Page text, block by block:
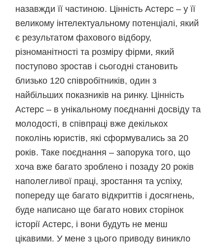
назавжди її частиною. Цінність Астерс – у її
великому інтелектуальному потенціалі, який
є результатом фахового відбору,
різноманітності та розміру фірми, який
поступово зростав і сьогодні становить
близько 120 співробітників, один з
найбільших показників на ринку. Цінність
Астерс – в унікальному поєднанні досвіду та
молодості, в співпраці вже декількох
поколінь юристів, які сформувались за 20
років. Таке поєднання – запорука того, що
хоча вже багато зроблено і позаду 20 років
наполегливої праці, зростання та успіху,
попереду ще багато відкриттів і досягнень,
буде написано ще багато нових сторінок
історії Астерс, і вони будуть не менш
цікавими. У мене з цього приводу виникло